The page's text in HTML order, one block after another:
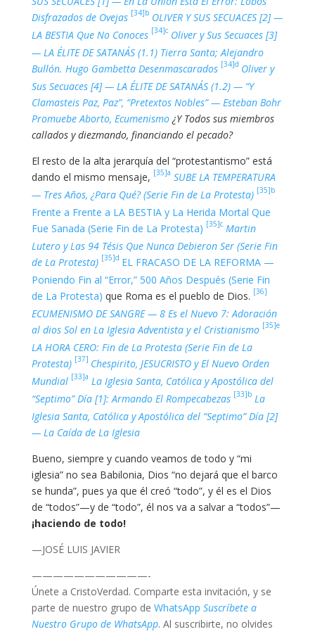
Disfrazados de Ovejas [34]b OLIVER Y SUS SECUACES [2] —
LA BESTIA Que No Conoces [34]c Oliver y Sus Secuaces [3]
— LA ÉLITE DE SATANÁS (1.1) Tierra Santa; Alejandro
Bullón. Hugo Gambetta Desenmascarados [34]d Oliver y
Sus Secuaces [4] — LA ÉLITE DE SATANÁS (1.2) — “Y
Clamasteis Paz, Paz”, “Pretextos Nobles” — Esteban Bohr
Promuebe Aborto, Ecumenismo ¿Y Todos sus miembros
callados y diezmando, financiando el pecado?
El resto de la alta jerarquía del “protestantismo” está
dando el mismo mensaje, [35]a SUBE LA TEMPERATURA
— Tres Años, ¿Para Qué? (Serie Fin de La Protesta) [35]b
Frente a Frente a LA BESTIA y La Herida Mortal Que
Fue Sanada (Serie Fin de La Protesta) [35]c Martin
Lutero y Las 94 Tésis Que Nunca Debieron Ser (Serie Fin
de La Protesta) [35]d EL FRACASO DE LA REFORMA —
Poniendo Fin al “Error,” 500 Años Después (Serie Fin
de La Protesta) que Roma es el pueblo de Dios. [36]
ECUMENISMO DE SANGRE — 8 Es el Nuevo 7: Adoración
al dios Sol en La Iglesia Adventista y el Cristianismo [35]e
LA HORA CERO: Fin de La Protesta (Serie Fin de La
Protesta) [37] Chespirito, JESUCRISTO y El Nuevo Orden
Mundial [33]a La Iglesia Santa, Católica y Apostólica del
“Septimo” Día [1]: Armando El Rompecabezas [33]b La
Iglesia Santa, Católica y Apostólica del “Septimo” Día [2]
— La Caída de La Iglesia
Bueno, siempre y cuando veamos de todo y “mi
iglesia” no sea Babilonia, Dios “no dejará que el barco
se hunda”, pues ya que él creó “todo”, y él es el Dios
de “todos”—y de “todo”, él nos va a salvar a “todos”—
¡haciendo de todo!
—JOSÉ LUIS JAVIER
———————————-
Únete a CristoVerdad. Comparte esta invitación, y se
parte de nuestro grupo de WhatsApp Suscríbete a
Nuestro Grupo de WhatsApp. Al suscribirte, no olvides